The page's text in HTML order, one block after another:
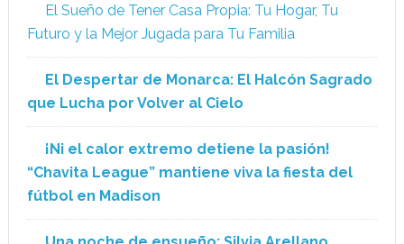
El Sueño de Tener Casa Propia: Tu Hogar, Tu
Futuro y la Mejor Jugada para Tu Familia
El Despertar de Monarca: El Halcón Sagrado
que Lucha por Volver al Cielo
¡Ni el calor extremo detiene la pasión!
“Chavita League” mantiene viva la fiesta del
fútbol en Madison